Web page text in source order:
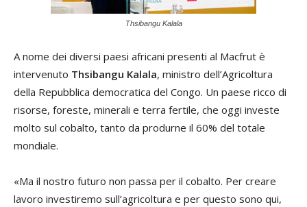
Thsibangu Kalala
A nome dei diversi paesi africani presenti al Macfrut è
intervenuto Thsibangu Kalala, ministro dell’Agricoltura
della Repubblica democratica del Congo. Un paese ricco di
risorse, foreste, minerali e terra fertile, che oggi investe
molto sul cobalto, tanto da produrne il 60% del totale
mondiale.
«Ma il nostro futuro non passa per il cobalto. Per creare
lavoro investiremo sull’agricoltura e per questo sono qui,